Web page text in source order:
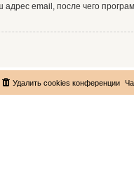
email, после чего
Удалить cookies конференции